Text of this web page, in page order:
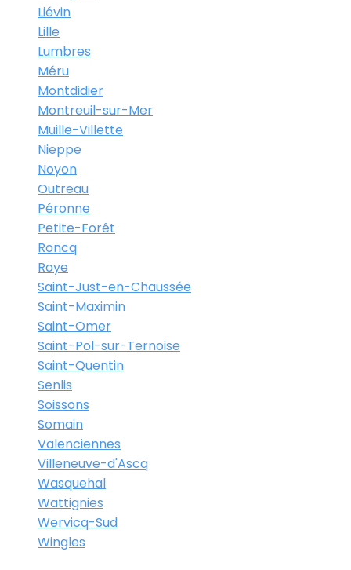
Liévin
Lille
Lumbres
Méru
Montdidier
Montreuil-sur-Mer
Muille-Villette
Nieppe
Noyon
Outreau
Péronne
Petite-Forêt
Roncq
Roye
Saint-Just-en-Chaussée
Saint-Maximin
Saint-Omer
Saint-Pol-sur-Ternoise
Saint-Quentin
Senlis
Soissons
Somain
Valenciennes
Villeneuve-d'Ascq
Wasquehal
Wattignies
Wervicq-Sud
Wingles